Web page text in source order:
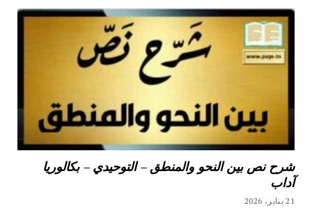
شرح نص بين النحو والمنطق – التوحيدي – بكالوريا
آداب
21 يناير، 2026